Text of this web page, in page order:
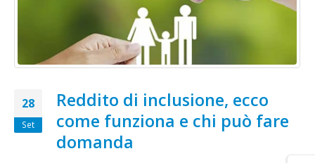
28
Set
Reddito di inclusione, ecco
come funziona e chi può fare
domanda